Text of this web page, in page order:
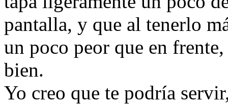
pantalla, y que al tenerlo
un poco peor que en
bien.
Yo creo que te podría